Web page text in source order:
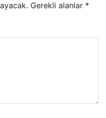
Gerekli alanlar *